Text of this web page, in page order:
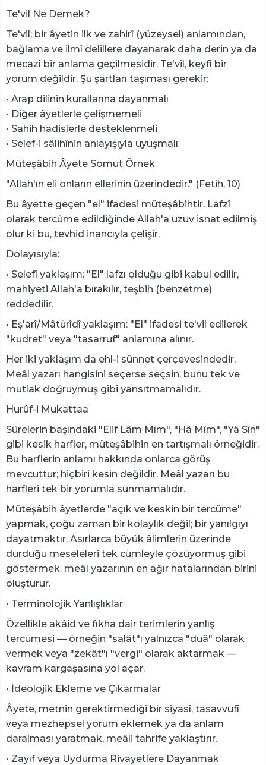
Te'vil Ne Demek?
Te'vil; bir âyetin ilk ve zahirî (yüzeysel) anlamından,
bağlama ve ilmî delillere dayanarak daha derin ya da
mecazî bir anlama geçilmesidir. Te'vil, keyfî bir
yorum değildir. Şu şartları taşıması gerekir:
• Arap dilinin kurallarına dayanmalı
• Diğer âyetlerle çelişmemeli
• Sahih hadislerle desteklenmeli
• Selef-i sâlihînin anlayışıyla uyuşmalı
Müteşâbih Âyete Somut Örnek
"Allah'ın eli onların ellerinin üzerindedir." (Fetih, 10)
Bu âyette geçen "el" ifadesi müteşâbihtir. Lafzî
olarak tercüme edildiğinde Allah'a uzuv isnat edilmiş
olur ki bu, tevhid inancıyla çelişir.
Dolayısıyla:
• Selefî yaklaşım: "El" lafzı olduğu gibi kabul edilir,
mahiyeti Allah'a bırakılır, teşbih (benzetme)
reddedilir.
• Eş'arî/Mâtürîdî yaklaşım: "El" ifadesi te'vil edilerek
"kudret" veya "tasarruf" anlamına alınır.
Her iki yaklaşım da ehl-i sünnet çerçevesindedir.
Meâl yazarı hangisini seçerse seçsin, bunu tek ve
mutlak doğruymuş gibi yansıtmamalıdır.
Hurûf-i Mukattaa
Sûrelerin başındaki "Elif Lâm Mîm", "Hâ Mîm", "Yâ Sîn"
gibi kesik harfler, müteşâbihin en tartışmalı örneğidir.
Bu harflerin anlamı hakkında onlarca görüş
mevcuttur; hiçbiri kesin değildir. Meâl yazarı bu
harfleri tek bir yorumla sunmamalıdır.
Müteşâbih âyetlerde "açık ve keskin bir tercüme"
yapmak, çoğu zaman bir kolaylık değil; bir yanılgıyı
dayatmaktır. Asırlarca büyük âlimlerin üzerinde
durduğu meseleleri tek cümleyle çözüyormuş gibi
göstermek, meâl yazarının en ağır hatalarından birini
oluşturur.
• Terminolojik Yanlışlıklar
Özellikle akâid ve fıkha dair terimlerin yanlış
tercümesi — örneğin "salât"ı yalnızca "duâ" olarak
vermek veya "zekât"ı "vergi" olarak aktarmak —
kavram kargaşasına yol açar.
• İdeolojik Ekleme ve Çıkarmalar
Âyete, metnin gerektirmediği bir siyasî, tasavvufî
veya mezhepsel yorum eklemek ya da anlam
daralması yaratmak, meâli tahrife yaklaştırır.
• Zayıf veya Uydurma Rivayetlere Dayanmak